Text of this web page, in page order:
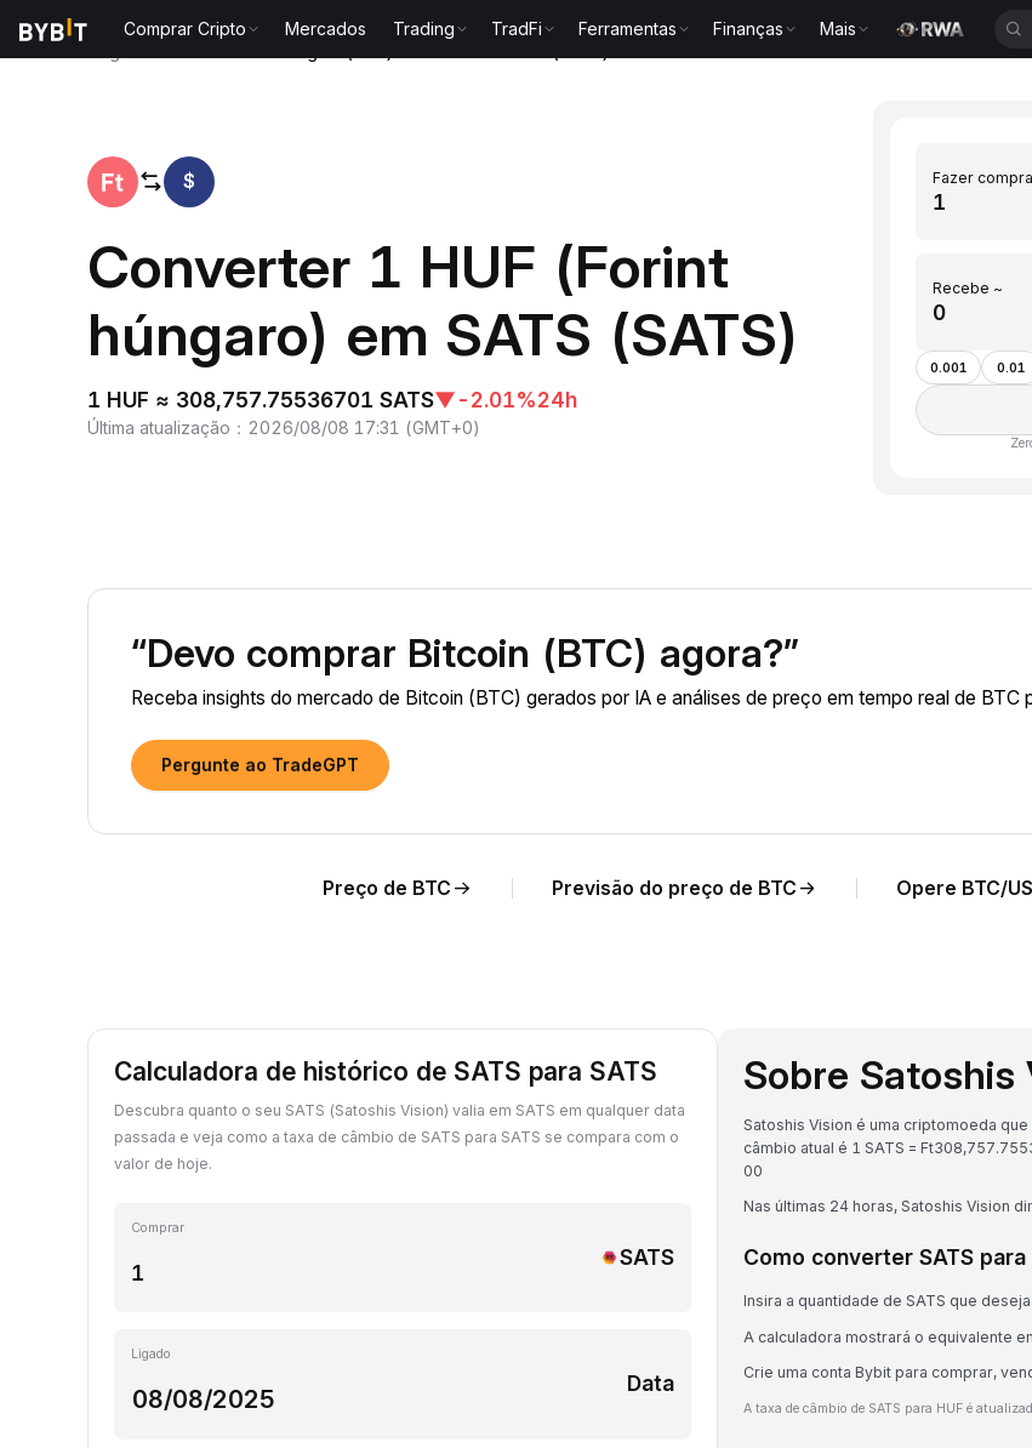
Comprar Cripto Mercados Trading TradFi Ferramentas Finanças Mais
$
Converter 1 HUF (Forint
húngaro) em SATS (SATS)
1 HUF ≈ 308,757.75536701 SATS▼-2.01%24h
Última atualização ： 2026/08/08 17:31 (GMT+0)
Fazer
Recebe ~
0.001 0.01
“Devo comprar Bitcoin (BTC) agora?”
Receba insights do mercado de Bitcoin (BTC) gerados por IA e análises de preço em tempo real de BTC
Pergunte ao TradeGPT
Preço de BTC Previsão do preço de BTC Opere BTC/
Calculadora de histórico de SATS para SATS
Descubra quanto o seu SATS (Satoshis Vision) valia em SATS em qualquer data
passada e veja como a taxa de câmbio de SATS para SATS se compara com o
valor de hoje.
Comprar
SATS
Ligado
Data
Sobre Satoshis
Satoshis Vision é uma criptomoeda
câmbio atual é 1 SATS =
00
Nas últimas 24 horas, Satoshis Vision
Como converter SATS para
Insira a quantidade de SATS que
A calculadora mostrará o equivalente
Crie uma conta Bybit para comprar,
A taxa de câmbio de SATS para HUF é